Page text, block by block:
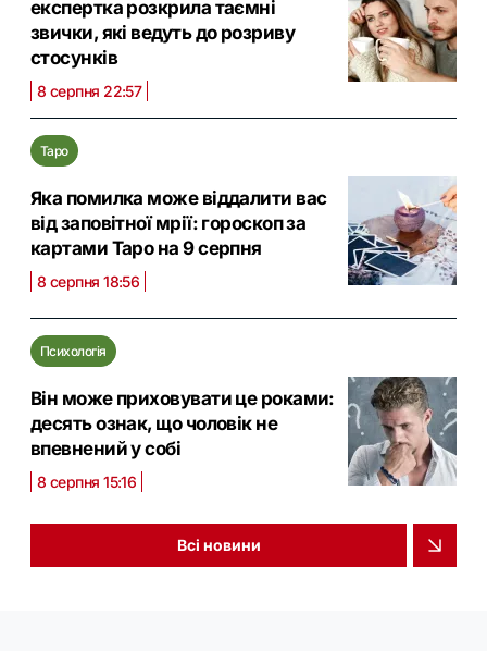
експертка розкрила таємні
звички, які ведуть до розриву
стосунків
8 серпня 22:57
Таро
Яка помилка може віддалити вас
від заповітної мрії: гороскоп за
картами Таро на 9 серпня
8 серпня 18:56
Психологія
Він може приховувати це роками:
десять ознак, що чоловік не
впевнений у собі
8 серпня 15:16
Всі новини